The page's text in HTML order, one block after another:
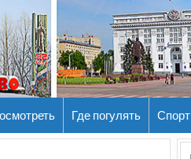
Где погулять Спорт